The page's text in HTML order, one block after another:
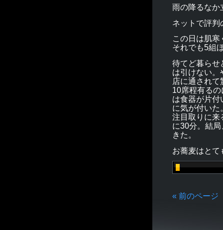
雨の降るなか
ネットで評判
この日は肌
それでも5組
待てど暮らせ
は引けない。
店に通され
10席程有る
は食器が片付
に気が付いた
注目取りに来
に30分。結
きた。
お蕎麦はとて
« 前のページ